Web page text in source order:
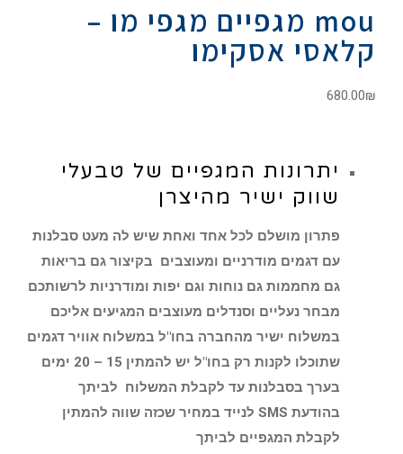
mou מגפיים מגפי מו –
קלאסי אסקימו
680.00₪
יתרונות המגפיים של טבעלי
שווק ישיר מהיצרן
פתרון מושלם לכל אחד ואחת שיש לה מעט סבלנות
עם דגמים מודרניים ומעוצבים בקיצור גם בריאות
גם מחממות גם נוחות וגם יפות ומודרניות לרשותכם
מבחר נעליים וסנדלים מעוצבים המגיעים אליכם
במשלוח ישיר מהחברה בחו"ל במשלוח אוויר דגמים
שתוכלו לקנות רק בחו"ל יש להמתין 15 – 20 ימים
בערך בסבלנות עד לקבלת המשלוח לביתך
בהודעת SMS לנייד במחיר שכזה שווה להמתין
לקבלת המגפיים לביתך